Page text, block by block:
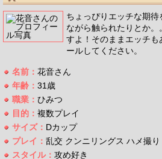
ちょっぴりエッチな期
ながら触られたりとか
すよ！そのままエッチ
ールしてください。
名前： 花音さん
年齢： 31歳
職業： ひみつ
目的： 複数プレイ
サイズ： Dカップ
プレイ： 乱交 クンニリングス ハメ撮
スタイル： 攻め好き